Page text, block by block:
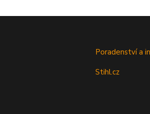
Poradenství a
Stihl.cz